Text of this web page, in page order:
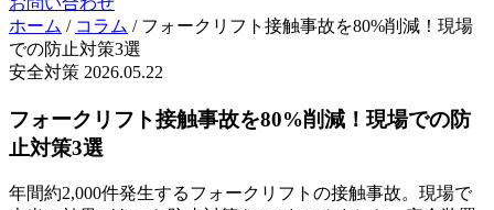
ホーム / コラム / フォークリフト接触事故を80%削減！現場
での防止対策3選
安全対策 2026.05.22
フォークリフト接触事故を80%削減！現場での防
止対策3選
年間約2,000件発生するフォークリフトの接触事故。現場で